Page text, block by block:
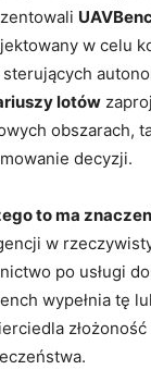
w celu
sterujących
lotów
obszarach,
decyzji.
to ma
w
po usługi
wypełnia tę